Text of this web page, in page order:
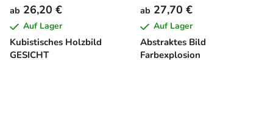
Kubistisches Holzbild
GESICHT
ab 26,20 €
Auf Lager
Abstraktes Bild
Farbexplosion
ab 27,70 €
Auf Lager